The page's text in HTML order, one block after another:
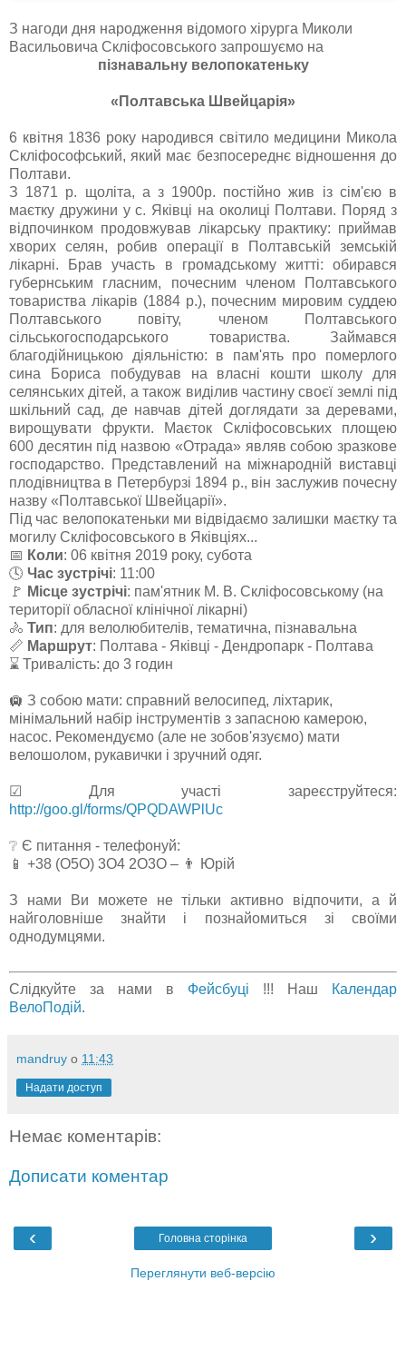
З нагоди дня народження відомого хірурга Миколи
Васильовича Скліфосовського запрошуємо на
пізнавальну велопокатеньку
«Полтавська Швейцарія»
6 квітня 1836 року народився світило медицини Микола
Скліфософський, який має безпосереднє відношення до
Полтави.
З 1871 р. щоліта, а з 1900р. постійно жив із сім'єю в
маєтку дружини у с. Яківці на околиці Полтави. Поряд з
відпочинком продовжував лікарську практику: приймав
хворих селян, робив операції в Полтавській земській
лікарні. Брав участь в громадському житті: обирався
губернським гласним, почесним членом Полтавського
товариства лікарів (1884 p.), почесним мировим суддею
Полтавського повіту, членом Полтавського
сільськогосподарського товариства. Займався
благодійницькою діяльністю: в пам'ять про померлого
сина Бориса побудував на власні кошти школу для
селянських дітей, а також виділив частину своєї землі під
шкільний сад, де навчав дітей доглядати за деревами,
вирощувати фрукти. Маєток Скліфосовських площею
600 десятин під назвою «Отрада» являв собою зразкове
господарство. Представлений на міжнародній виставці
плодівництва в Петербурзі 1894 р., він заслужив почесну
назву «Полтавської Швейцарії».
Під час велопокатеньки ми відвідаємо залишки маєтку та
могилу Скліфосовського в Яківціях...
📅 Коли: 06 квітня 2019 року, субота
🕓 Час зустрічі: 11:00
🚩 Місце зустрічі: пам'ятник М. В. Скліфосовському (на
території обласної клінічної лікарні)
🚴 Тип: для велолюбителів, тематична, пізнавальна
📏 Маршрут: Полтава - Яківці - Дендропарк - Полтава
⌛ Тривалість: до 3 годин
🛄 З собою мати: справний велосипед, ліхтарик,
мінімальний набір інструментів з запасною камерою,
насос. Рекомендуємо (але не зобов'язуємо) мати
велошолом, рукавички і зручний одяг.
☑ Для участі зареєструйтеся:
http://goo.gl/forms/QPQDAWPlUc
❔ Є питання - телефонуй:
📱 +38 (О5О) 3О4 2О3О – 👨 Юрій
З нами Ви можете не тільки активно відпочити, а й
найголовніше знайти і познайомиться зі своїми
однодумцями.
Слідкуйте за нами в Фейсбуці !!! Наш
Календар
ВелоПодій.
mandruy о 11:43
Надати доступ
Немає коментарів:
Дописати коментар
‹ ›
Головна сторінка
Переглянути веб-версію